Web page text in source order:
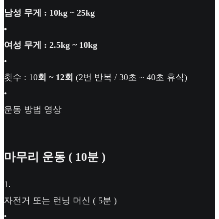
남성 무게 : 10kg ~ 25kg
•
여성 무게 : 2.5kg ~ 10kg
•
횟수 : 10회 ~ 12회 (2번 반복 / 30초 ~ 40초 휴식)
•
운동 방법 영상
마무리 운동 ( 10분 )
1.
자전거 또는 런닝 머신 ( 5분 )
•